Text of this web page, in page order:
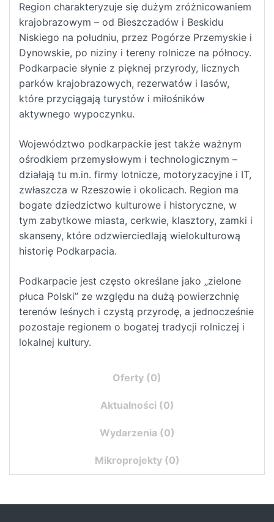
Region charakteryzuje się dużym zróżnicowaniem
krajobrazowym – od Bieszczadów i Beskidu
Niskiego na południu, przez Pogórze Przemyskie i
Dynowskie, po niziny i tereny rolnicze na północy.
Podkarpacie słynie z pięknej przyrody, licznych
parków krajobrazowych, rezerwatów i lasów,
które przyciągają turystów i miłośników
aktywnego wypoczynku.
Województwo podkarpackie jest także ważnym
ośrodkiem przemysłowym i technologicznym –
działają tu m.in. firmy lotnicze, motoryzacyjne i IT,
zwłaszcza w Rzeszowie i okolicach. Region ma
bogate dziedzictwo kulturowe i historyczne, w
tym zabytkowe miasta, cerkwie, klasztory, zamki i
skanseny, które odzwierciedlają wielokulturową
historię Podkarpacia.
Podkarpacie jest często określane jako „zielone
płuca Polski” ze względu na dużą powierzchnię
terenów leśnych i czystą przyrodę, a jednocześnie
pozostaje regionem o bogatej tradycji rolniczej i
lokalnej kultury.
Oferty (0)
Aktualności (0)
Wydarzenia (0)
Mikroprojekty (0)